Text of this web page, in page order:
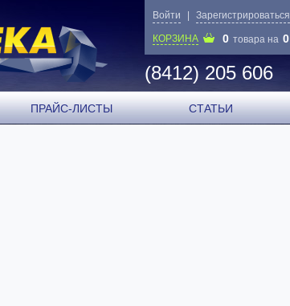
Войти Зарегистрироваться
КОРЗИНА 0 товара на 0
(8412) 205 606
ПРАЙС-ЛИСТЫ СТАТЬИ